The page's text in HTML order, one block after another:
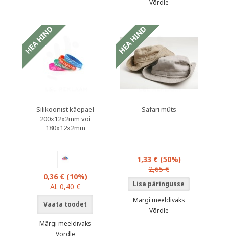
Võrdle
Silikoonist käepael
200x12x2mm või
180x12x2mm
0,36 € (10%)
Al. 0,40 €
Vaata toodet
Märgi meeldivaks
Võrdle
Safari müts
1,33 € (50%)
2,65 €
Märgi meeldivaks
Võrdle